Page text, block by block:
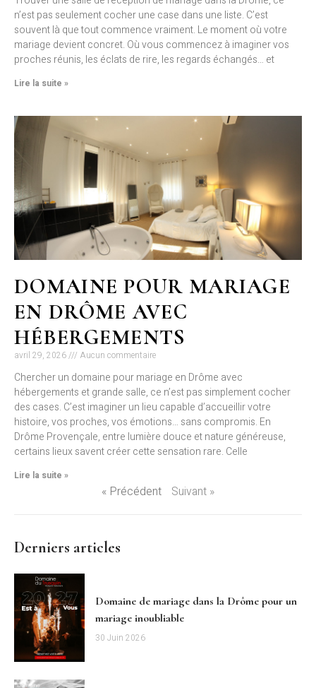
n’est pas seulement cocher une case dans une liste. C’est
souvent là que tout commence vraiment. Le moment où votre
mariage devient concret. Où vous commencez à imaginer vos
proches réunis, les éclats de rire, les regards échangés… et
Lire la suite »
DOMAINE POUR MARIAGE
EN DRÔME AVEC
HÉBERGEMENTS
avril 29, 2026 Aucun commentaire
Chercher un domaine pour mariage en Drôme avec
hébergements et grande salle, ce n’est pas simplement cocher
des cases. C’est imaginer un lieu capable d’accueillir votre
histoire, vos proches, vos émotions… sans compromis. En
Drôme Provençale, entre lumière douce et nature généreuse,
certains lieux savent créer cette sensation rare. Celle
Lire la suite »
« Précédent Suivant »
Derniers articles
Domaine de mariage dans la Drôme pour un
mariage inoubliable
30 Juin 2026